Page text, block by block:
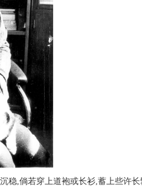
,倘若穿上道袍或长衫,蓄上些许长